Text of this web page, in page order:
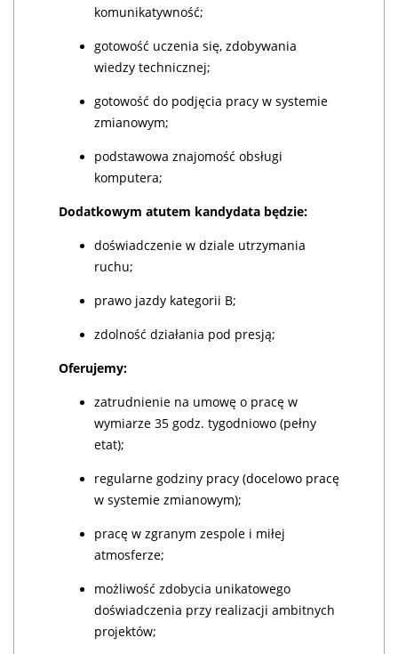
komunikatywność;
gotowość uczenia się, zdobywania
wiedzy technicznej;
gotowość do podjęcia pracy w systemie
zmianowym;
podstawowa znajomość obsługi
komputera;
Dodatkowym atutem kandydata będzie:
doświadczenie w dziale utrzymania
ruchu;
prawo jazdy kategorii B;
zdolność działania pod presją;
Oferujemy:
zatrudnienie na umowę o pracę w
wymiarze 35 godz. tygodniowo (pełny
etat);
regularne godziny pracy (docelowo pracę
w systemie zmianowym);
pracę w zgranym zespole i miłej
atmosferze;
możliwość zdobycia unikatowego
doświadczenia przy realizacji ambitnych
projektów;